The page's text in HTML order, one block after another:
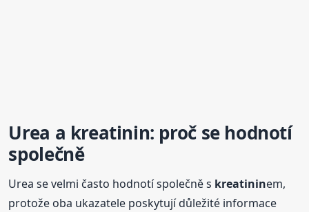
Urea a kreatinin: proč se hodnotí
společně
Urea se velmi často hodnotí společně s kreatininem,
protože oba ukazatele poskytují důležité informace